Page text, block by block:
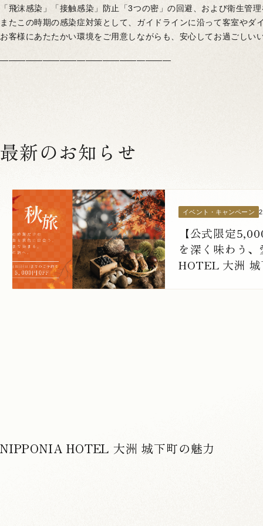
「飛沫感染」「接触感染」防止「3つの密」の回避、および衛生管
またこの時期の感染症対策として、ガイドラインに沿って客室や
お客様にあたたかい環境をご用意しながらも、安心してお過ごしい
————————————————————
最新のお知らせ
イベント・キャンペーン
【公式限定
を深く味わう
HOTEL 大洲
NIPPONIA HOTEL 大洲 城下町の魅力